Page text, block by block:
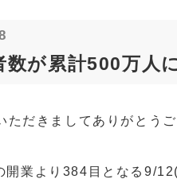
数が累計500万人
ただきましてありがとうご
業より384目となる9/